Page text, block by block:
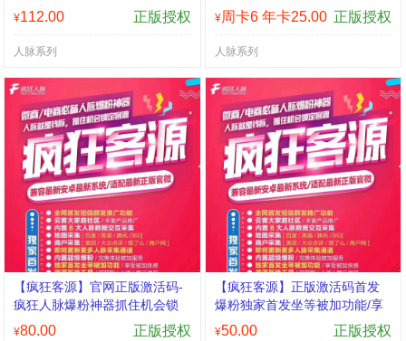
集 独家一键导出表格 独家一键
导出通讯录 独家一键添加微信
独家一键发短信
¥112.00 正版授权
人脉系列
删，更精准
¥周卡6 年卡25.00 正版授权
人脉系列
【疯狂客源】官网正版激活码-
疯狂人脉爆粉神器抓住机会锁
定客源
¥80.00 正版授权
【疯狂客源】正版激活码首发
爆粉独家首发坐等被加功能/享
受被加快感 专业，专心，专
¥50.00 正版授权